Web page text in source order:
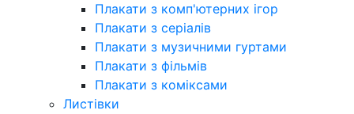
Плакати з комп'ютерних ігор
Плакати з серіалів
Плакати з музичними гуртами
Плакати з фільмів
Плакати з коміксами
Листівки